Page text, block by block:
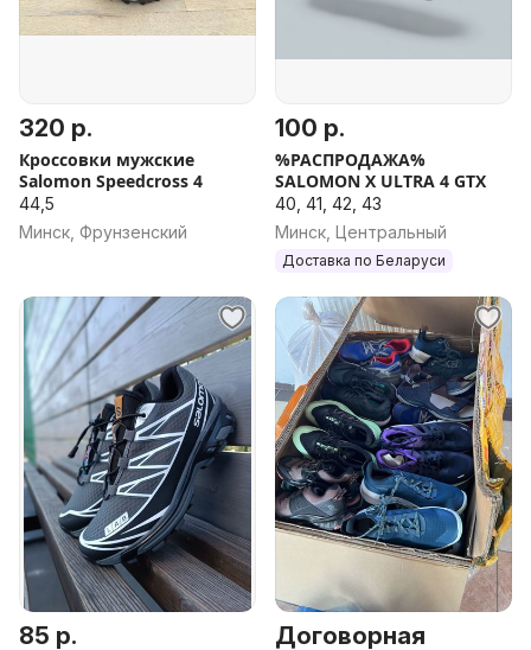
320 р.
Кроссовки мужские
Salomon Speedcross 4
44,5
Минск, Фрунзенский
100 р.
%РАСПРОДАЖА%
SALOMON X ULTRA 4 GTX
40, 41, 42, 43
Минск, Центральный
Доставка по Беларуси
85 р. Договорная